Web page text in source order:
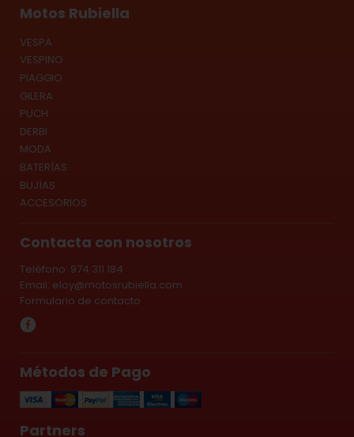
Motos Rubiella
VESPA
VESPINO
PIAGGIO
GILERA
PUCH
DERBI
MODA
BATERÍAS
BUJÍAS
ACCESORIOS
Contacta con nosotros
Teléfono: 974 311 184
Email: eloy@motosrubiella.com
Formulario de contacto
Métodos de Pago
Partners